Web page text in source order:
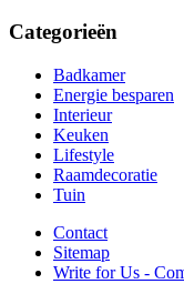
Categorieën
Badkamer
Energie besparen
Interieur
Keuken
Lifestyle
Raamdecoratie
Tuin
Contact
Sitemap
Write for Us -